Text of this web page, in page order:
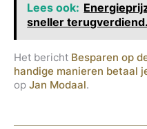
Lees ook:
sneller
Het bericht Besparen op
handige manieren betaal
op Jan Modaal.